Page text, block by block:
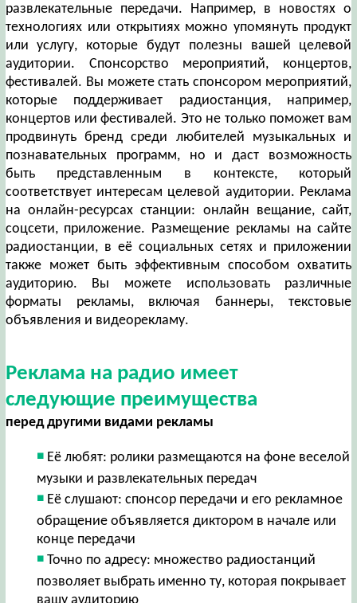
развлекательные передачи. Например, в новостях о
технологиях или открытиях можно упомянуть продукт
или услугу, которые будут полезны вашей целевой
аудитории. Спонсорство мероприятий, концертов,
фестивалей. Вы можете стать спонсором мероприятий,
которые поддерживает радиостанция, например,
концертов или фестивалей. Это не только поможет вам
продвинуть бренд среди любителей музыкальных и
познавательных программ, но и даст возможность
быть представленным в контексте, который
соответствует интересам целевой аудитории. Реклама
на онлайн-ресурсах станции: онлайн вещание, сайт,
соцсети, приложение. Размещение рекламы на сайте
радиостанции, в её социальных сетях и приложении
также может быть эффективным способом охватить
аудиторию. Вы можете использовать различные
форматы рекламы, включая баннеры, текстовые
объявления и видеорекламу.
Реклама на радио имеет
следующие преимущества
перед другими видами рекламы
Её любят: ролики размещаются на фоне веселой
музыки и развлекательных передач
Её слушают: спонсор передачи и его рекламное
обращение объявляется диктором в начале или
конце передачи
Точно по адресу: множество радиостанций
позволяет выбрать именно ту, которая покрывает